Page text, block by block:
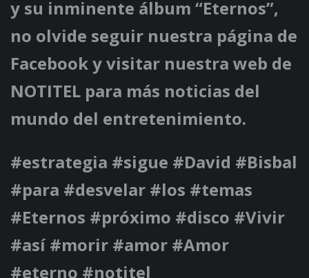
y su inminente álbum “Eternos”,
no olvide seguir nuestra página de
Facebook y visitar nuestra web de
NOTITEL para más noticias del
mundo del entretenimiento.
#estrategia #sigue #David #Bisbal
#para #desvelar #los #temas
#Eternos #próximo #disco #Vivir
#así #morir #amor #Amor
#eterno #notitel